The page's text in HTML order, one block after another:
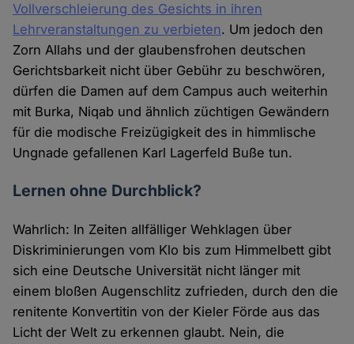
Vollverschleierung des Gesichts in ihren
Lehrveranstaltungen zu verbieten. Um jedoch den
Zorn Allahs und der glaubensfrohen deutschen
Gerichtsbarkeit nicht über Gebühr zu beschwören,
dürfen die Damen auf dem Campus auch weiterhin
mit Burka, Niqab und ähnlich züchtigen Gewändern
für die modische Freizügigkeit des in himmlische
Ungnade gefallenen Karl Lagerfeld Buße tun.
Lernen ohne Durchblick?
Wahrlich: In Zeiten allfälliger Wehklagen über
Diskriminierungen vom Klo bis zum Himmelbett gibt
sich eine Deutsche Universität nicht länger mit
einem bloßen Augenschlitz zufrieden, durch den die
renitente Konvertitin von der Kieler Förde aus das
Licht der Welt zu erkennen glaubt. Nein, die